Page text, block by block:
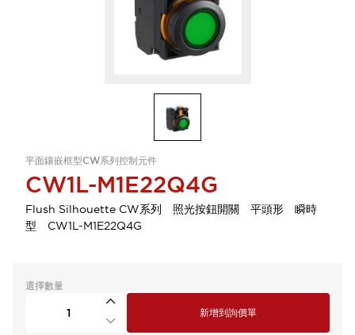
平面鑲嵌框型CW系列控制元件
CW1L-M1E22Q4G
Flush Silhouette CW系列 照光按鈕開關 平頭形 瞬時
型 CW1L-M1E22Q4G
選擇數量
新增到詢價單